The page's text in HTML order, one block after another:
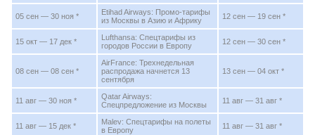
05 сен — 30 ноя *
Etihad Airways: Промо-тарифы
из Москвы в Азию и Африку
12 сен — 19 сен *
15 окт — 17 дек *
Lufthansa: Спецтарифы из
городов России в Европу
12 сен — 30 сен *
08 сен — 08 сен *
AirFrance: Трехнедельная
распродажа начнется 13
сентября
13 сен — 04 окт *
11 авг — 30 ноя *
Qatar Airways:
Спецпредложение из Москвы
11 авг — 31 авг *
11 авг — 15 дек *
Malev: Спецтарифы на полеты
в Европу
11 авг — 31 авг *